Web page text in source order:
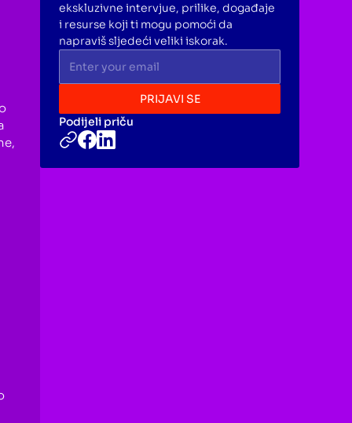
ekskluzivne intervjue, prilike, događaje
i resurse koji ti mogu pomoći da
napraviš sljedeći veliki iskorak.
Podijeli priču